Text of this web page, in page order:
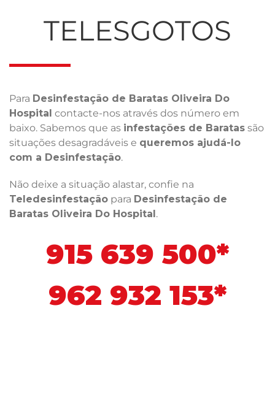
TELESGOTOS
Para Desinfestação de Baratas Oliveira Do
Hospital contacte-nos através dos número em
baixo. Sabemos que as infestações de Baratas são
situações desagradáveis e queremos ajudá-lo
com a Desinfestação.
Não deixe a situação alastar, confie na
Teledesinfestação para Desinfestação de
Baratas Oliveira Do Hospital.
915 639 500*
962 932 153*